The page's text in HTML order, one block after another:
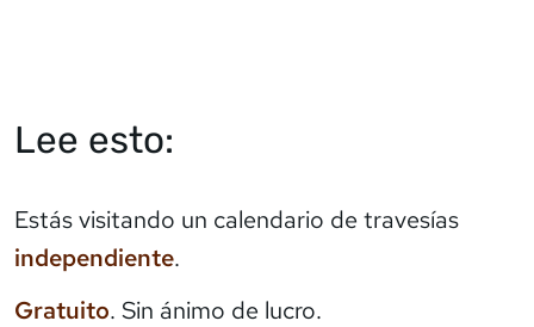
Lee esto:
Estás visitando un calendario de travesías
independiente.
Gratuito. Sin ánimo de lucro.